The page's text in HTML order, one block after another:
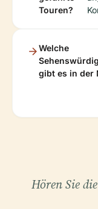
Touren?
Welche
gibt es in der
Hören Sie